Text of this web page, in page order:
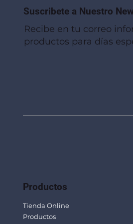
Suscribete a Nuestro
Recibe en tu correo
productos para días
Productos
Tienda Online
Productos